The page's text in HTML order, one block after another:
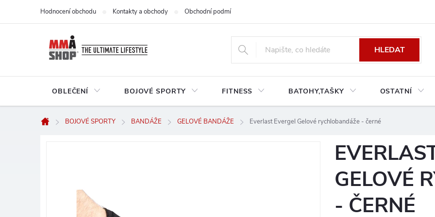
Hodnocení obchodu Kontakty a obchody Obchodní podmínky platné pro Českou a Slovenskou republiku
HLEDAT
OBLEČENÍ BOJOVÉ SPORTY FITNESS BATOHY,TAŠKY OSTATNÍ
Domů
BOJOVÉ SPORTY BANDÁŽE GELOVÉ BANDÁŽE Everlast Evergel Gelové rychlobandáže - černé
GELOVÉ
- ČERNÉ